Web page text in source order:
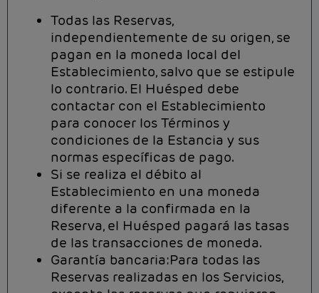
Todas las Reservas,
independientemente de su origen, se
pagan en la moneda local del
Establecimiento, salvo que se estipule
lo contrario. El Huésped debe
contactar con el Establecimiento
para conocer los Términos y
condiciones de la Estancia y sus
normas específicas de pago.
Si se realiza el débito al
Establecimiento en una moneda
diferente a la confirmada en la
Reserva, el Huésped pagará las tasas
de las transacciones de moneda.
Garantía bancaria:Para todas las
Reservas realizadas en los Servicios,